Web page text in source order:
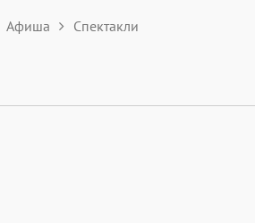
Афиша Спектакли